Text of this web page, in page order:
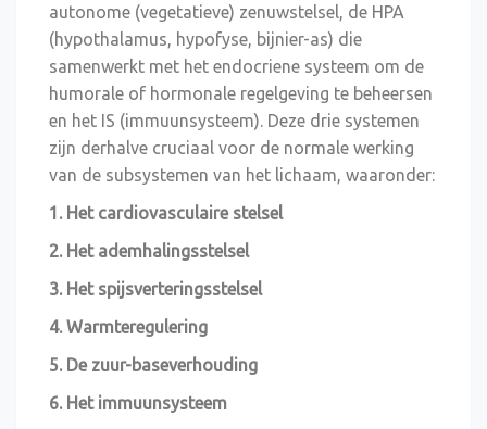
autonome (vegetatieve) zenuwstelsel, de HPA
(hypothalamus, hypofyse, bijnier-as) die
samenwerkt met het endocriene systeem om de
humorale of hormonale regelgeving te beheersen
en het IS (immuunsysteem). Deze drie systemen
zijn derhalve cruciaal voor de normale werking
van de subsystemen van het lichaam, waaronder:
1. Het cardiovasculaire stelsel
2. Het ademhalingsstelsel
3. Het spijsverteringsstelsel
4. Warmteregulering
5. De zuur-baseverhouding
6. Het immuunsysteem